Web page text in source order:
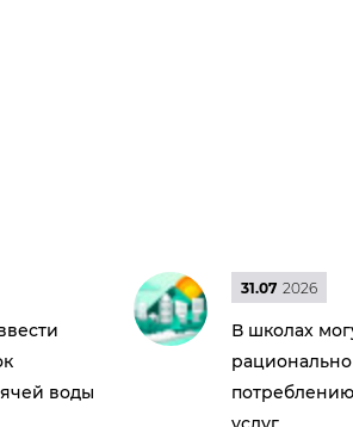
воды
31.07 2026
В школах